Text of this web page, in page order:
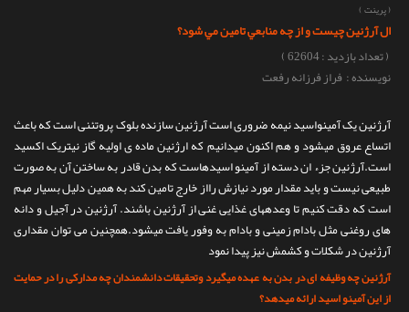
محصولات
مقالات
تماس با ما
(پرینت )
ال آرژنين چيست و از چه منابعي تامين مي شود؟
( تعداد بازدید : 62604 )
نویسنده : فراز فرزانه رفعت
آرژنین یک آمینواسید نیمه ضروری است آرژنین سازنده بلوک پروتئنی است که باعث
اتساع عروق میشود و هم اکنون میدانیم که ارژنین ماده ی اولیه گاز نیتریک اکسید
است.آرژنین جزء ان دسته از آمینو اسیدهاست که بدن قادر به ساختن آن به صورت
طبیعی نیست و باید مقدار مورد نیازش رااز خارج تامین کند به همین دلیل بسیار مهم
است که دقت کنیم تا وعدههای غذایی غنی از آرژنین باشند. آرژنین در آجیل و دانه
های روغنی مثل بادام زمینی و بادام به وفور یافت میشود.همچنین می توان مقداری
آرژنین در شکلات و کشمش نیز پیدا نمود
آرژنین چه وظیفه ای در بدن به عهده میگیرد وتحقیقات دانشمندان چه مدارکی را در حمایت
از این آمینو اسید ارائه میدهد؟